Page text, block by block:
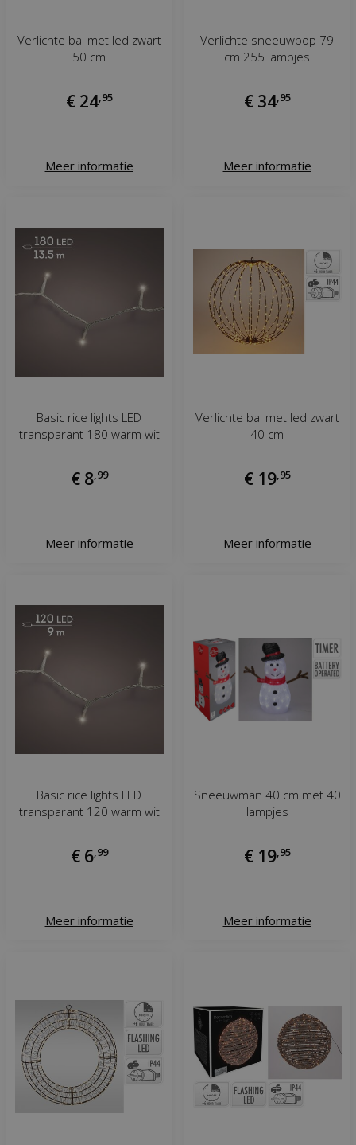
Verlichte bal met led zwart
50 cm
€ 24 95
Meer informatie
Verlichte sneeuwpop 79
cm 255 lampjes
€ 34 95
Meer informatie
Basic rice lights LED
transparant 180 warm wit
€ 8 99
Meer informatie
Verlichte bal met led zwart
40 cm
€ 19, 95
Meer informatie
Basic rice lights LED
transparant 120 warm wit
€ 6 99
Meer informatie
Sneeuwman 40 cm met 40
lampjes
€ 19, 95
Meer informatie